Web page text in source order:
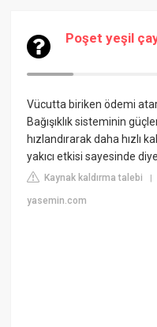
Poşet yeşil
Vücutta biriken ödemi
Bağışıklık sisteminin
hızlandırarak daha hızlı
yakıcı etkisi sayesinde
Kaynak kaldırma talebi
yasemin.com